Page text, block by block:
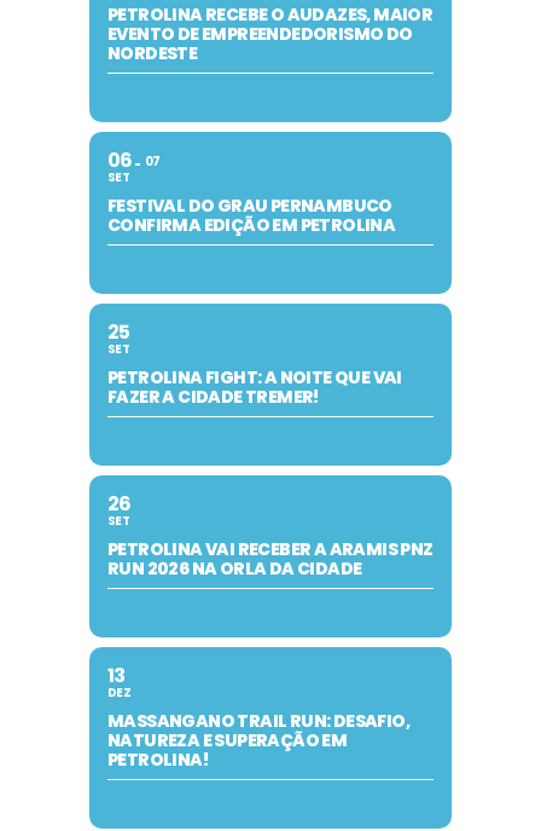
PETROLINA RECEBE O AUDAZES, MAIOR
EVENTO DE EMPREENDEDORISMO DO
NORDESTE
06
SET
07
FESTIVAL DO GRAU PERNAMBUCO
CONFIRMA EDIÇÃO EM PETROLINA
25
SET
PETROLINA FIGHT: A NOITE QUE VAI
FAZER A CIDADE TREMER!
26
SET
PETROLINA VAI RECEBER A ARAMIS PNZ
RUN 2026 NA ORLA DA CIDADE
13
DEZ
MASSANGANO TRAIL RUN: DESAFIO,
NATUREZA E SUPERAÇÃO EM
PETROLINA!